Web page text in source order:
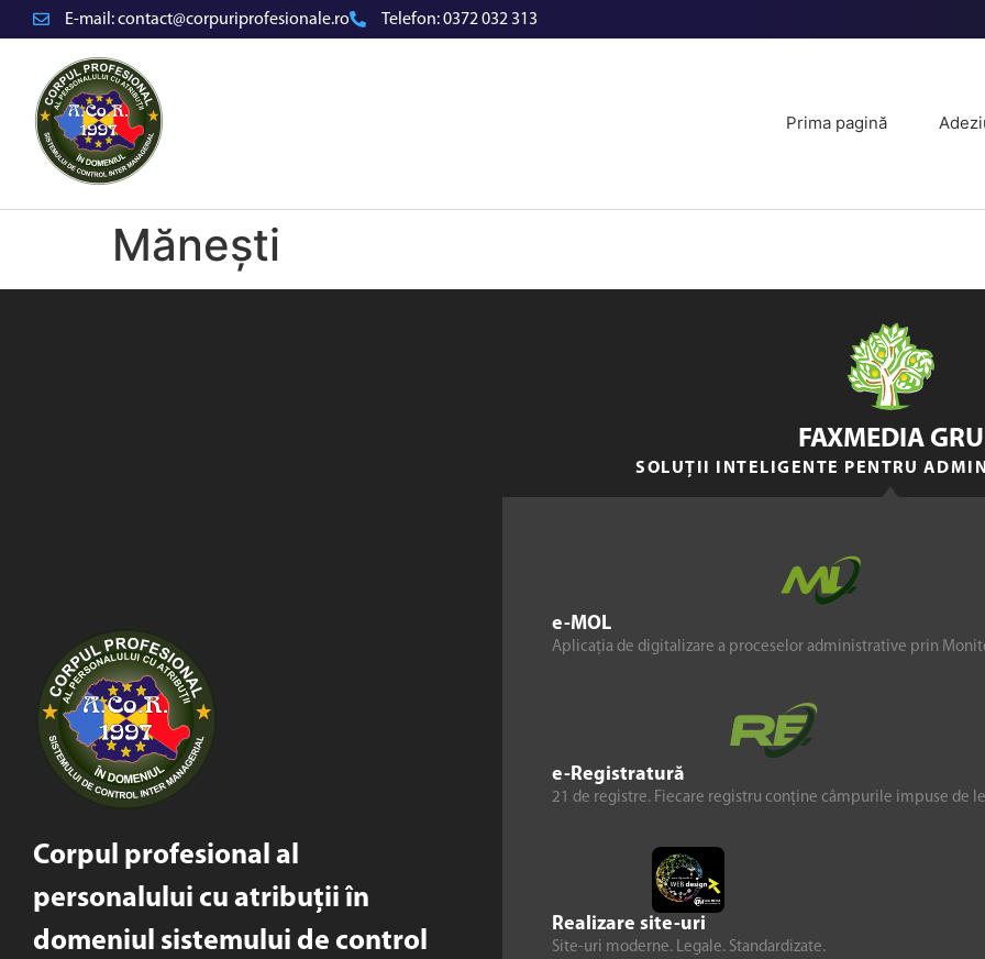
E-mail:contact@corpuriprofesionale.ro Telefon:0372 032 313
Prima pagină
Mănești
Corpul profesional al
personalului cu atribuții în
domeniul sistemului de control
e-MOL
Aplicația de digitalizare a proceselor administrative prin
e-Registratură
21 de registre. Fiecare registru conține câmpurile impuse de
Realizare site-uri
Site-uri moderne. Legale. Standardizate.
FAXMEDIA
SOLUȚII INTELIGENTE PENTRU